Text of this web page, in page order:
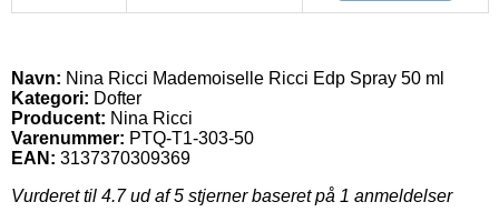
Navn: Nina Ricci Mademoiselle Ricci Edp Spray 50 ml
Kategori: Dofter
Producent: Nina Ricci
Varenummer: PTQ-T1-303-50
EAN: 3137370309369
Vurderet til 4.7ud af 5 stjerner baseret på 1 anmeldelser